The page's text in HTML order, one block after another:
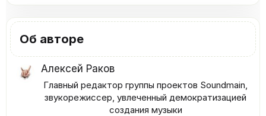
Об авторе
Алексей Раков
Главный редактор группы проектов Soundmain,
звукорежиссер, увлеченный демократизацией
создания музыки​